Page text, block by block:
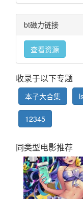
bt磁力链接
查看资源
收录于以下专题
本子大合集
12345
同类型电影推荐